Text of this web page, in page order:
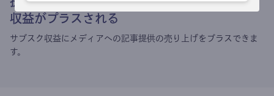
収益がプラスされる
サブスク収益にメディアへの記事提供の売り上げをプラスできま
す。